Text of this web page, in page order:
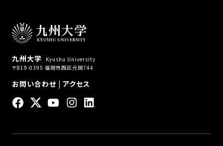
九州大学
Kyushu University
〒819-0395 福岡市西区元岡744
お問い合わせ| アクセス